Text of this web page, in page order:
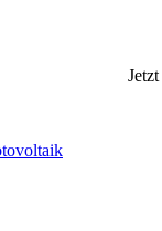
Jetzt